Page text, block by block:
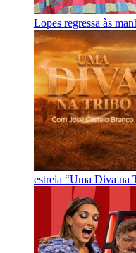
Lopes regressa às
estreia “Uma Diva na